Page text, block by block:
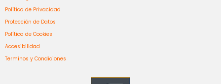
Política de Privacidad
Protección de Datos
Política de Cookies
Accesibilidad
Terminos y Condiciones